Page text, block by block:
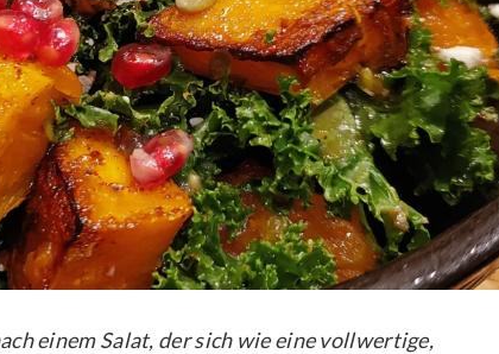
einem Salat, der sich wie eine vollwertige,